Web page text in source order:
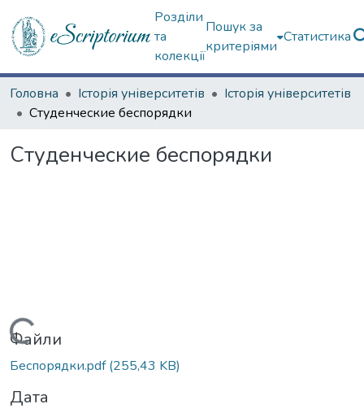
Розділи
та
колекції
Пошук за
критеріями
Статистика
Головна Історія університетів
Історія університетів
Студенческие беспорядки
Студенческие беспорядки
Вантажиться...
Файли
Беспорядки.pdf(255,43 KB)
Дата